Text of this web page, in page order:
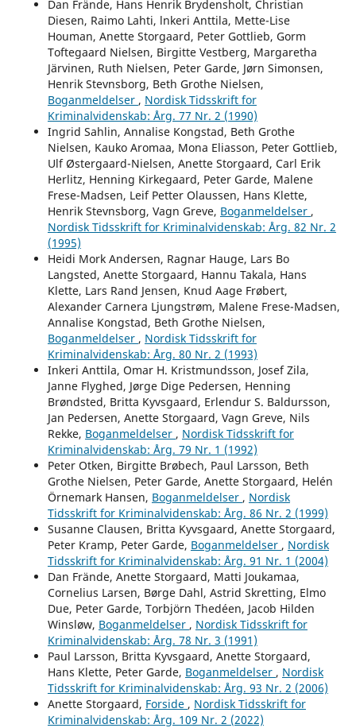
Dan Frände, Hans Henrik Brydensholt, Christian
Diesen, Raimo Lahti, lnkeri Anttila, Mette-Lise
Houman, Anette Storgaard, Peter Gottlieb, Gorm
Toftegaard Nielsen, Birgitte Vestberg, Margaretha
Järvinen, Ruth Nielsen, Peter Garde, Jørn Simonsen,
Henrik Stevnsborg, Beth Grothe Nielsen,
Boganmeldelser , Nordisk Tidsskrift for
Kriminalvidenskab: Årg. 77 Nr. 2 (1990)
Ingrid Sahlin, Annalise Kongstad, Beth Grothe
Nielsen, Kauko Aromaa, Mona Eliasson, Peter Gottlieb,
Ulf Østergaard-Nielsen, Anette Storgaard, Carl Erik
Herlitz, Henning Kirkegaard, Peter Garde, Malene
Frese-Madsen, Leif Petter Olaussen, Hans Klette,
Henrik Stevnsborg, Vagn Greve, Boganmeldelser ,
Nordisk Tidsskrift for Kriminalvidenskab: Årg. 82 Nr. 2
(1995)
Heidi Mork Andersen, Ragnar Hauge, Lars Bo
Langsted, Anette Storgaard, Hannu Takala, Hans
Klette, Lars Rand Jensen, Knud Aage Frøbert,
Alexander Carnera Ljungstrøm, Malene Frese-Madsen,
Annalise Kongstad, Beth Grothe Nielsen,
Boganmeldelser , Nordisk Tidsskrift for
Kriminalvidenskab: Årg. 80 Nr. 2 (1993)
Inkeri Anttila, Omar H. Kristmundsson, Josef Zila,
Janne Flyghed, Jørge Dige Pedersen, Henning
Brøndsted, Britta Kyvsgaard, Erlendur S. Baldursson,
Jan Pedersen, Anette Storgaard, Vagn Greve, Nils
Rekke, Boganmeldelser , Nordisk Tidsskrift for
Kriminalvidenskab: Årg. 79 Nr. 1 (1992)
Peter Otken, Birgitte Brøbech, Paul Larsson, Beth
Grothe Nielsen, Peter Garde, Anette Storgaard, Helén
Örnemark Hansen, Boganmeldelser , Nordisk
Tidsskrift for Kriminalvidenskab: Årg. 86 Nr. 2 (1999)
Susanne Clausen, Britta Kyvsgaard, Anette Storgaard,
Peter Kramp, Peter Garde, Boganmeldelser , Nordisk
Tidsskrift for Kriminalvidenskab: Årg. 91 Nr. 1 (2004)
Dan Frände, Anette Storgaard, Matti Joukamaa,
Cornelius Larsen, Børge Dahl, Astrid Skretting, Elmo
Due, Peter Garde, Torbjörn Thedéen, Jacob Hilden
Winsløw, Boganmeldelser , Nordisk Tidsskrift for
Kriminalvidenskab: Årg. 78 Nr. 3 (1991)
Paul Larsson, Britta Kyvsgaard, Anette Storgaard,
Hans Klette, Peter Garde, Boganmeldelser , Nordisk
Tidsskrift for Kriminalvidenskab: Årg. 93 Nr. 2 (2006)
Anette Storgaard, Forside , Nordisk Tidsskrift for
Kriminalvidenskab: Årg. 109 Nr. 2 (2022)